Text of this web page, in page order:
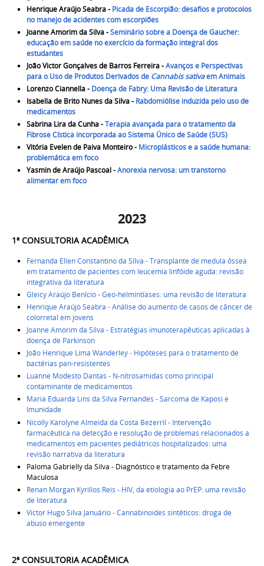
Henrique Araújo Seabra - Picada de Escorpião: desafios e protocolos
no manejo de acidentes com escorpiões
Joanne Amorim da Silva -Seminário sobre a Doença de Gaucher:
educação em saúde no exercício da formação integral dos
estudantes
João Victor Gonçalves de Barros Ferreira -Avanços e Perspectivas
para o Uso de Produtos Derivados de Cannabis sativaem Animais
Lorenzo Ciannella - Doença de Fabry: Uma Revisão de Literatura
Isabella de Brito Nunes da Silva - Rabdomiólise induzida pelo uso de
medicamentos
Sabrina Lira da Cunha -Terapia avançada para o tratamento da
Fibrose Cística incorporada ao Sistema Único de Saúde (SUS)
Vitória Evelen de Paiva Monteiro - Microplásticos e a saúde humana:
problemática em foco
Yasmin de Araújo Pascoal -Anorexia nervosa: um transtorno
alimentar em foco
2023
1ª CONSULTORIA ACADÊMICA ​
Fernanda Ellen Constantino da Silva - Transplante de medula óssea
em tratamento de pacientes com leucemia linfóide aguda: revisão
integrativa da literatura
Gleicy Araújo Benício - Geo-helmintíases: uma revisão de literatura
Henrique Araújo Seabra - Análise do aumento de casos de câncer de
colorretal em jovens
Joanne Amorim da Silva - Estratégias imunoterapêuticas aplicadas à
doença de Parkinson
João Henrique Lima Wanderley - Hipóteses para o tratamento de
bactérias pan-resistentes
Luanne Modesto Dantas - N-nitrosamidas como principal
contaminante de medicamentos
Maria Eduarda Lins da Silva Fernandes - Sarcoma de Kaposi e
Imunidade
Nicolly Karolyne Almeida da Costa Bezerril - Intervenção
farmacêutica na detecção e resolução de problemas relacionados a
medicamentos em pacientes pediátricos hospitalizados: uma
revisão narrativa da literatura
Paloma Gabrielly da Silva - Diagnóstico e tratamento da Febre
Maculosa
Renan Morgan Kyrillos Reis - HIV, da etiologia ao PrEP: uma revisão
de literatura
Victor Hugo Silva Januário - Cannabinoides sintéticos: droga de
abuso emergente
2ª CONSULTORIA ACADÊMICA ​